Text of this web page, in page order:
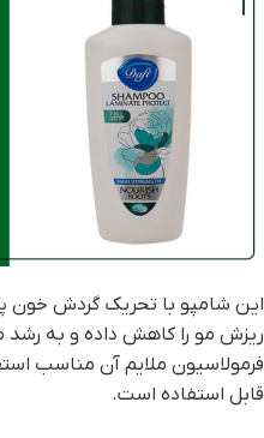
این شامپو با تحریک گردش خون
ریزش مو را کاهش داده و به
فرمولاسیون ملایم آن مناسب
قابل استفاده است.